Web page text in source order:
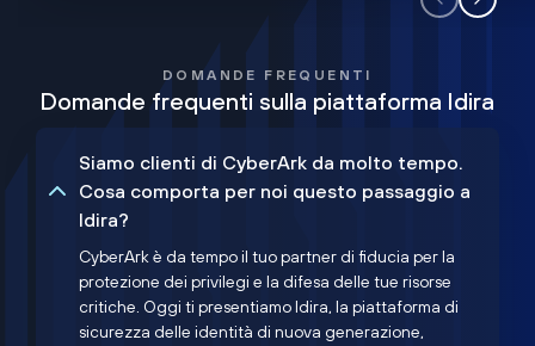
DOMANDE FREQUENTI
Domande frequenti sulla piattaforma Idira
Siamo clienti di CyberArk da molto tempo.
Cosa comporta per noi questo passaggio a
Idira?
CyberArk è da tempo il tuo partner di fiducia per la
protezione dei privilegi e la difesa delle tue risorse
critiche. Oggi ti presentiamo Idira, la piattaforma di
sicurezza delle identità di nuova generazione,